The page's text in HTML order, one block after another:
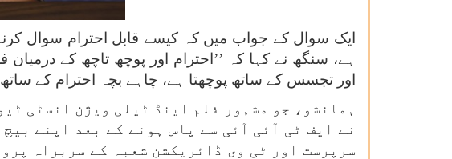
ایک سوال کے جواب میں کہ کیسے قابل احترام سوال
ہے، سنگھ نے کہا کہ ’’احترام اور پوچھ تاچھ کے
اور تجسس کے ساتھ پوچھتا ہے، چاہے بچہ احترام کے
ہمانشو، جو مشہور فلم اینڈ ٹیلی ویژن انسٹی
نے ایف ٹی آئی آئی سے پاس ہونے کے بعد اپنے
سرپرست اور ٹی وی ڈائریکشن شعبہ کے سربراہ